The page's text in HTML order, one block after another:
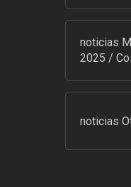
noticias
2025 /
noticias